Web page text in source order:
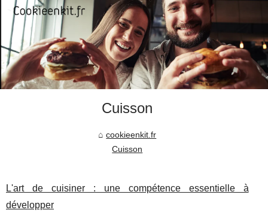
Cuisson
cookieenkit.fr
Cuisson
L'art de cuisiner : une compétence essentielle à
développer